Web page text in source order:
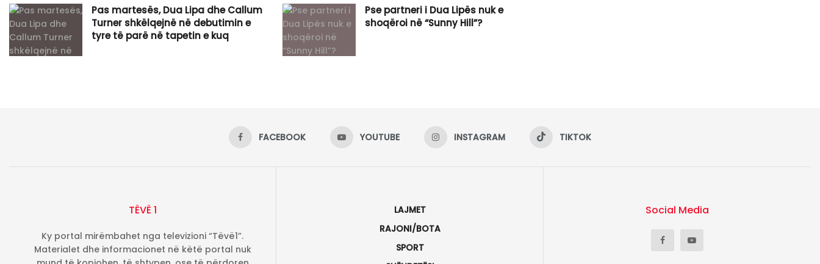
Pas martesës, Dua Lipa dhe Callum
Turner shkëlqejnë në debutimin e
tyre të parë në tapetin e kuq
Pse partneri i Dua Lipës nuk e
shoqëroi në “Sunny Hill”?
FACEBOOK YOUTUBE INSTAGRAM TIKTOK
TËVË 1
Ky portal mirëmbahet nga televizioni “Tëvë1”.
Materialet dhe informacionet në këtë portal nuk
LAJMET
RAJONI/BOTA
SPORT
Social Media